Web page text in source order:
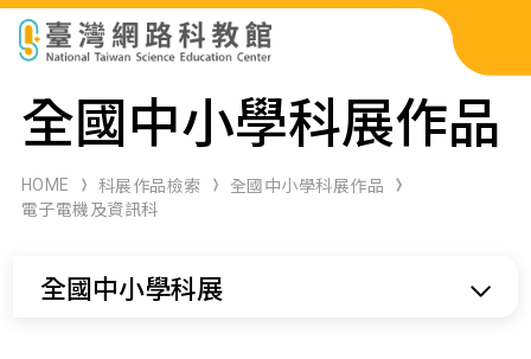
科展作品檢索
科學研習月刊
全國中小學科展作品
HOME 科展作品檢索
全國中小學科展作品
電子電機及資訊科
全國中小學科展